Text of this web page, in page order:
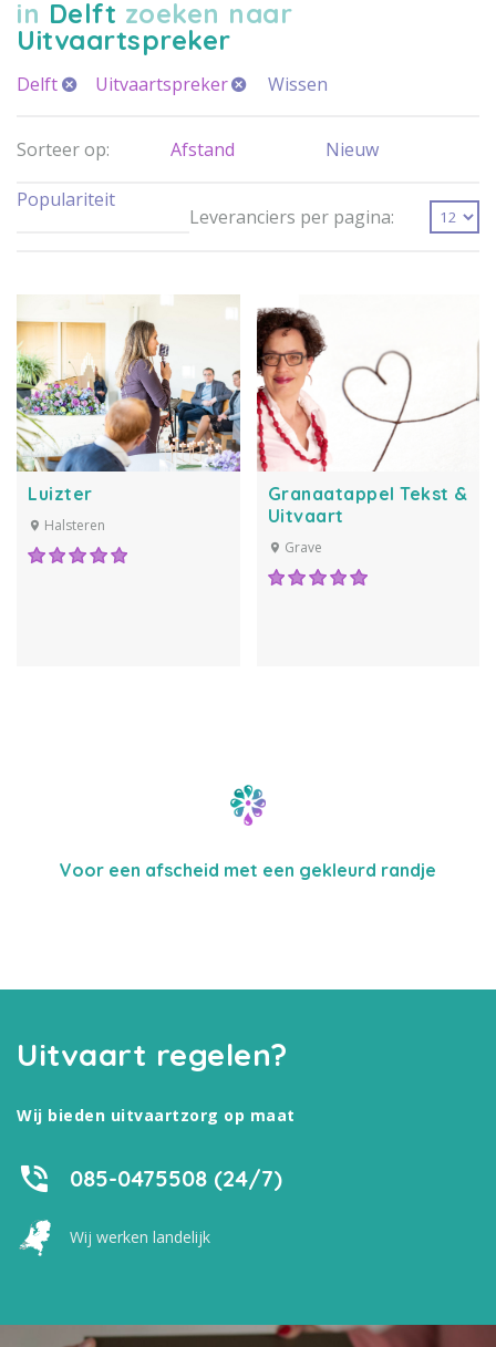
in Delft zoeken naar
Uitvaartspreker
Delft Uitvaartspreker Wissen
Sorteer op: Afstand Nieuw
Populariteit
Leveranciers per pagina:
Luizter
Halsteren
Granaatappel Tekst &
Uitvaart
Grave
Voor een afscheid met een gekleurd randje
Uitvaart regelen?
Wij bieden uitvaartzorg op maat
085-0475508 (24/7)
Wij werken landelijk